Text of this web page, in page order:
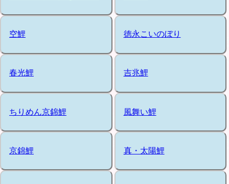
空鯉 徳永こいのぼり
春光鯉 吉兆鯉
ちりめん京錦鯉 風舞い鯉
京錦鯉 真・太陽鯉